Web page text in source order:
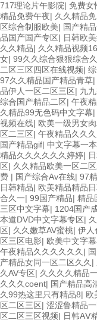
717理论片午影院| 免费女
精品免费午夜| 久久精品
区综合制服欧美| 国产精
品国产国产专区| 日韩欧
久久精品| 久久精品视频16
女| 99久久综合狠狠综合
二区三区四区在线视频|
97久久精品国产精品青草|
品伊人一区二区三区| 九
综合国产精品二区| 午夜
久精品99无色码中文字幕|
视频在线| 欧美一级男女
区二三区| 午夜精品久久
国产精品gif| 中文字幕一
精品久久久久久久婷婷|
区| 久久精品欧美一区二
费 | 国产综合Av在线| 97
日韩精品| 欧美精品精品
合久一| 99国产精品| 精品
三区中文字幕| 1204国产
本道DVD中文字幕专区|
区| 久久嫩草AV蜜桃| 伊人
区三区电影| 欧美中文字
午夜精品久久久久久久 |
产精品女同一区二区久久 |
久AV专区| 久久久久精品
久久久coent| 国产精品高
久99热这里只有精品8| 欧
区二区三区| 涩涩鲁精品
区二区三区视频| 日韩AⅤ